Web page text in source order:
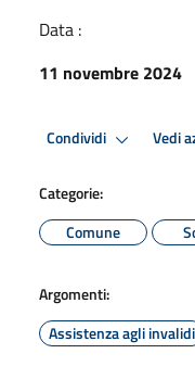
Data :
11 novembre 2024
Condividi Vedi
Categorie:
Comune
Argomenti:
Assistenza agli invalidi